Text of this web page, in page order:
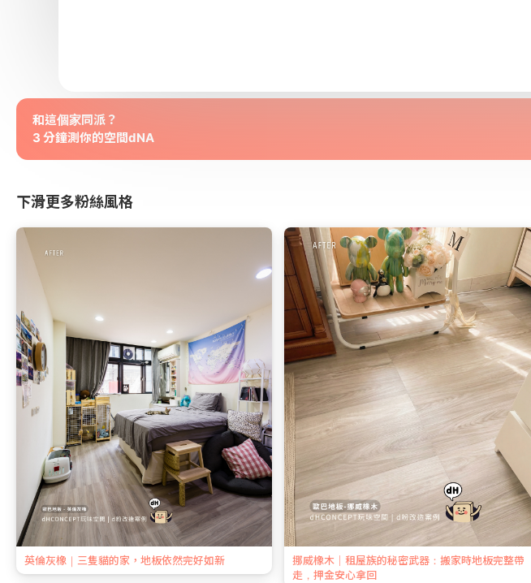
和這個家同派？
3 分鐘測你的空間dNA
下滑更多粉絲風格
英倫灰橡｜三隻貓的家，地板依然完好如新
挪威橡木｜租屋族的秘密武器：搬家時地板完整帶
走，押金安心拿回